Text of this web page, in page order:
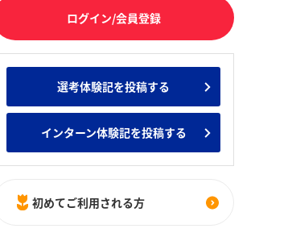
企業ランキング みんなのインターン人気企業ランキ
インタビュー
直近のイベント一覧
ログイン/会員登録
選考体験記を投稿する
インターン体験記を投稿する
初めてご利用される方